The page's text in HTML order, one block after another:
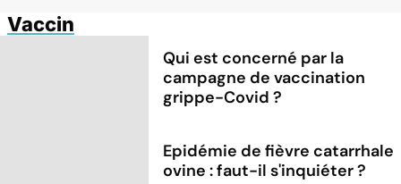
Vaccin
Qui est concerné par la
campagne de vaccination
grippe-Covid ?
Epidémie de fièvre catarrhale
ovine : faut-il s'inquiéter ?